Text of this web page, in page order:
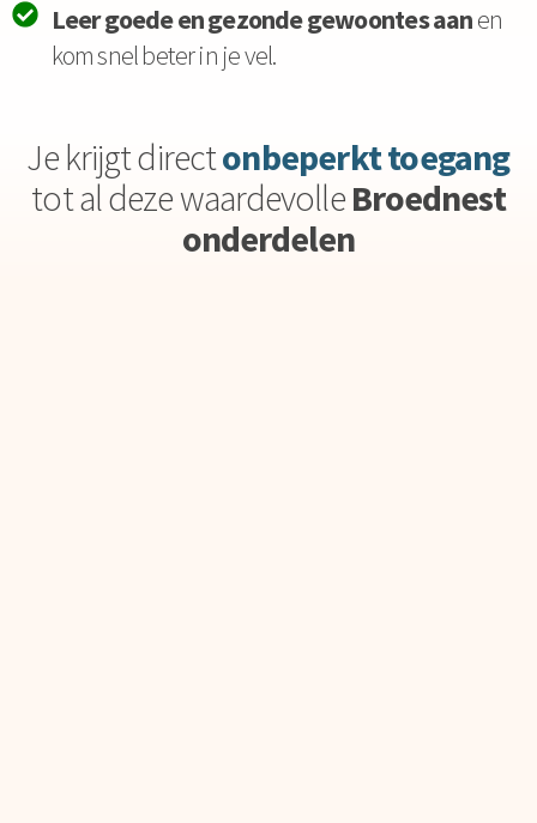
Leer goede en gezonde gewoontes aanen
kom snel beter in je vel.
Je krijgt directonbeperkt toegang
tot al deze waardevolleBroednest
onderdelen